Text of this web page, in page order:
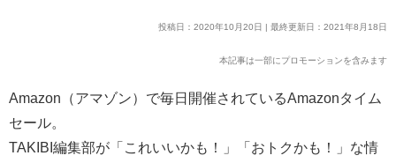
投稿日：2020年10月20日 | 最終更新日：2021年8月18日
本記事は一部にプロモーションを含みます
Amazon（アマゾン）で毎日開催されているAmazonタイム
セール。
TAKIBI編集部が「これいいかも！」「おトクかも！」な情